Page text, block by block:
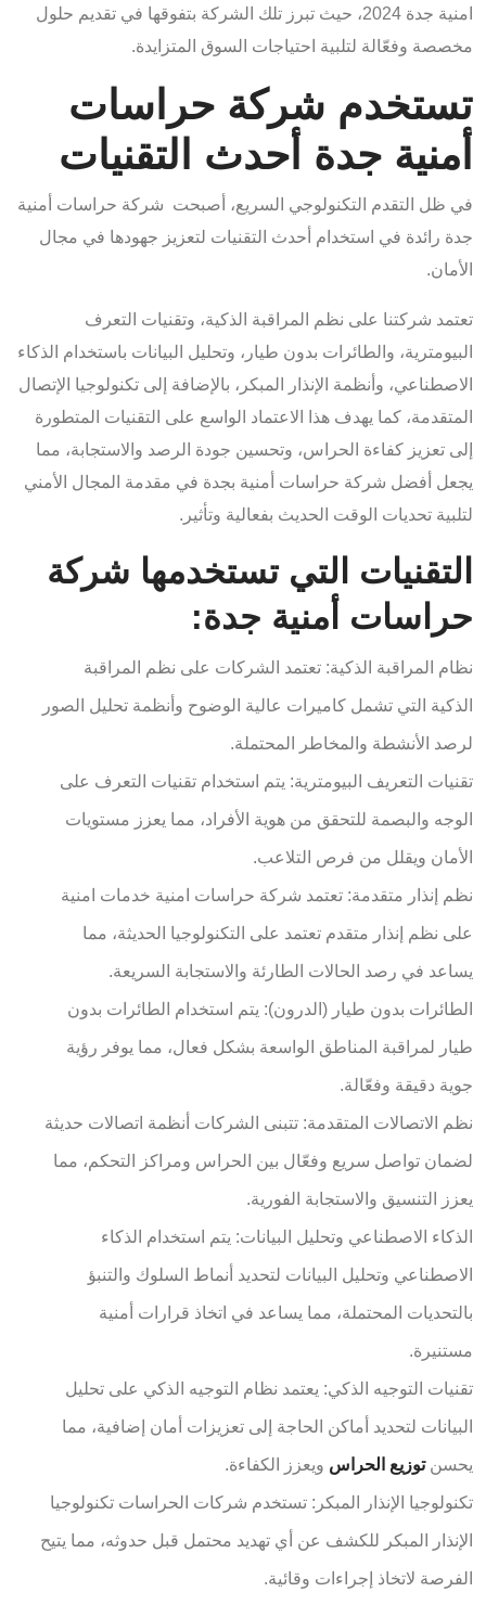
امنية جدة 2024، حيث تبرز تلك الشركة بتفوقها في تقديم حلول
مخصصة وفعّالة لتلبية احتياجات السوق المتزايدة.
تستخدم شركة حراسات
أمنية جدة أحدث التقنيات
في ظل التقدم التكنولوجي السريع، أصبحت شركة حراسات أمنية
جدة رائدة في استخدام أحدث التقنيات لتعزيز جهودها في مجال
الأمان.
تعتمد شركتنا على نظم المراقبة الذكية، وتقنيات التعرف
البيومترية، والطائرات بدون طيار، وتحليل البيانات باستخدام الذكاء
الاصطناعي، وأنظمة الإنذار المبكر، بالإضافة إلى تكنولوجيا الإتصال
المتقدمة، كما يهدف هذا الاعتماد الواسع على التقنيات المتطورة
إلى تعزيز كفاءة الحراس، وتحسين جودة الرصد والاستجابة، مما
يجعل أفضل شركة حراسات أمنية بجدة في مقدمة المجال الأمني
لتلبية تحديات الوقت الحديث بفعالية وتأثير.
التقنيات التي تستخدمها شركة
حراسات أمنية جدة:
نظام المراقبة الذكية: تعتمد الشركات على نظم المراقبة
الذكية التي تشمل كاميرات عالية الوضوح وأنظمة تحليل الصور
لرصد الأنشطة والمخاطر المحتملة.
تقنيات التعريف البيومترية: يتم استخدام تقنيات التعرف على
الوجه والبصمة للتحقق من هوية الأفراد، مما يعزز مستويات
الأمان ويقلل من فرص التلاعب.
نظم إنذار متقدمة: تعتمد شركة حراسات امنية خدمات امنية
على نظم إنذار متقدم تعتمد على التكنولوجيا الحديثة، مما
يساعد في رصد الحالات الطارئة والاستجابة السريعة.
الطائرات بدون طيار (الدرون): يتم استخدام الطائرات بدون
طيار لمراقبة المناطق الواسعة بشكل فعال، مما يوفر رؤية
جوية دقيقة وفعّالة.
نظم الاتصالات المتقدمة: تتبنى الشركات أنظمة اتصالات حديثة
لضمان تواصل سريع وفعّال بين الحراس ومراكز التحكم، مما
يعزز التنسيق والاستجابة الفورية.
الذكاء الاصطناعي وتحليل البيانات: يتم استخدام الذكاء
الاصطناعي وتحليل البيانات لتحديد أنماط السلوك والتنبؤ
بالتحديات المحتملة، مما يساعد في اتخاذ قرارات أمنية
مستنيرة.
تقنيات التوجيه الذكي: يعتمد نظام التوجيه الذكي على تحليل
البيانات لتحديد أماكن الحاجة إلى تعزيزات أمان إضافية، مما
يحسنتوزيع الحراس ويعزز الكفاءة.
تكنولوجيا الإنذار المبكر: تستخدم شركات الحراسات تكنولوجيا
الإنذار المبكر للكشف عن أي تهديد محتمل قبل حدوثه، مما يتيح
الفرصة لاتخاذ إجراءات وقائية.